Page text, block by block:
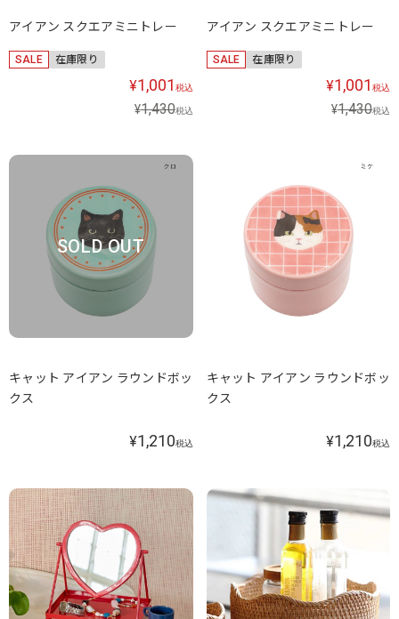
アイアン スクエアミニトレー
SALE 在庫限り
¥1,001 税込
¥1,430税込
アイアン スクエアミニトレー
SALE 在庫限り
¥1,001 税込
¥1,430税込
SOLD OUT
キャット アイアン ラウンドボッ
クス
¥1,210税込
キャット アイアン ラウンドボッ
クス
¥1,210税込